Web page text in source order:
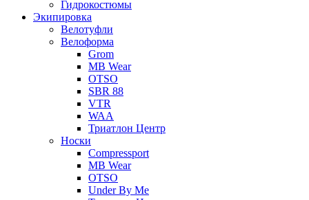
Гидрокостюмы
Экипировка
Велотуфли
Велоформа
Grom
MB Wear
OTSO
SBR 88
VTR
WAA
Триатлон Центр
Носки
Compressport
MB Wear
OTSO
Under By Me